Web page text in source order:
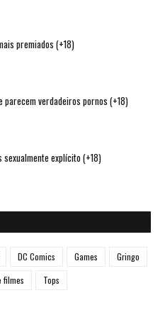
premiados (+18)
parecem verdadeiros pornos (+18)
sexualmente explícito (+18)
DC Comics Games
Gringo
filmes Tops